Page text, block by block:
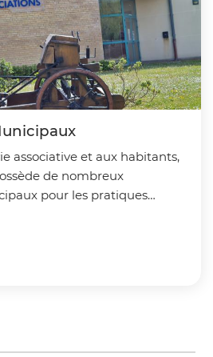
associative et aux habitants,
de nombreux
pour les pratiques